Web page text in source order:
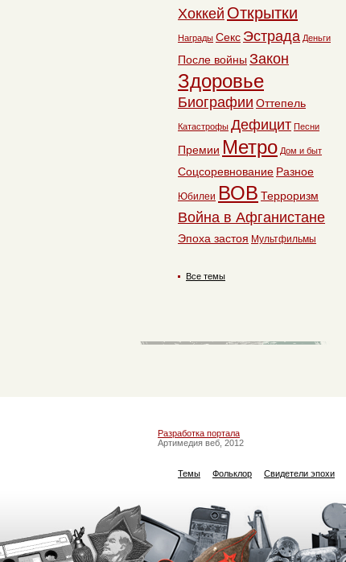
Хоккей Открытки
Награды Секс Эстрада Деньги
После войны Закон
Здоровье
Биографии Оттепель
Катастрофы Дефицит Песни
Премии Метро Дом и быт
Соцсоревнование Разное
Юбилеи ВОВ Терроризм
Война в Афганистане
Эпоха застоя Мультфильмы
Все темы
Разработка портала
Артимедия веб, 2012
Темы Фольклор Свидетели эпохи